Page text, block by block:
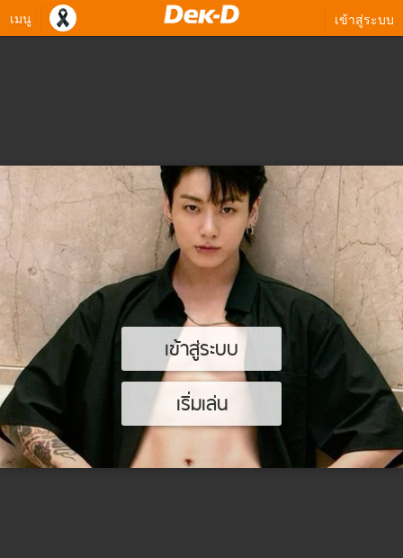
เมนู เข้าสู่ระบบ
เข้าสู่ระบบ
เริ่มเล่น